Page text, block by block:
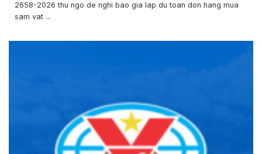
2658-2026 thu ngo de nghi bao gia lap du toan don hang mua
sam vat ...